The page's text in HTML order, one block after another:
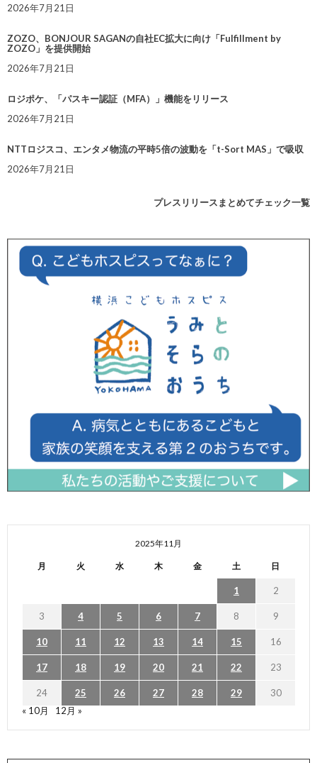
2026年7月21日
ZOZO、BONJOUR SAGANの自社EC拡大に向け「Fulfillment by
ZOZO」を提供開始
2026年7月21日
ロジポケ、「パスキー認証（MFA）」機能をリリース
2026年7月21日
NTTロジスコ、エンタメ物流の平時5倍の波動を「t-Sort MAS」で吸収
2026年7月21日
プレスリリースまとめてチェック一覧
2025年11月
月 火 水 木 金 土 日
1 2
3 4 5 6 7 8 9
10 11 12 13 14 15 16
17 18 19 20 21 22 23
24 25 26 27 28 29
30
« 10月
12月 »